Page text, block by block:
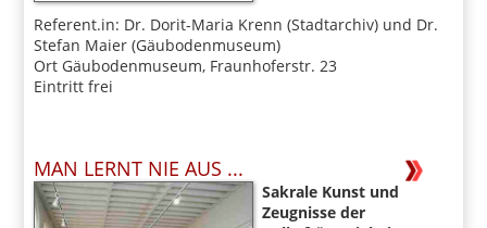
Referent.in: Dr. Dorit-Maria Krenn (Stadtarchiv) und Dr.
Stefan Maier (Gäubodenmuseum)
Ort Gäubodenmuseum, Fraunhoferstr. 23
Eintritt frei
MAN LERNT NIE AUS ...
Sakrale Kunst und
Zeugnisse der